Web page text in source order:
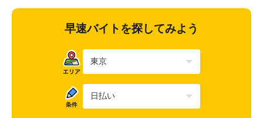
早速バイトを探してみよう